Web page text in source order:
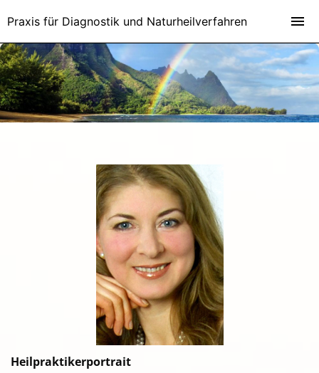
Heilpraktikerportrait
Praxis für Diagnostik und Naturheilverfahren